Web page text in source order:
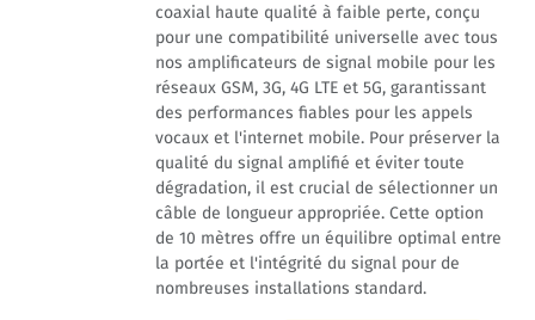
coaxial haute qualité à faible perte, conçu
pour une compatibilité universelle avec tous
nos amplificateurs de signal mobile pour les
réseaux GSM, 3G, 4G LTE et 5G, garantissant
des performances fiables pour les appels
vocaux et l'internet mobile. Pour préserver la
qualité du signal amplifié et éviter toute
dégradation, il est crucial de sélectionner un
câble de longueur appropriée. Cette option
de 10 mètres offre un équilibre optimal entre
la portée et l'intégrité du signal pour de
nombreuses installations standard.